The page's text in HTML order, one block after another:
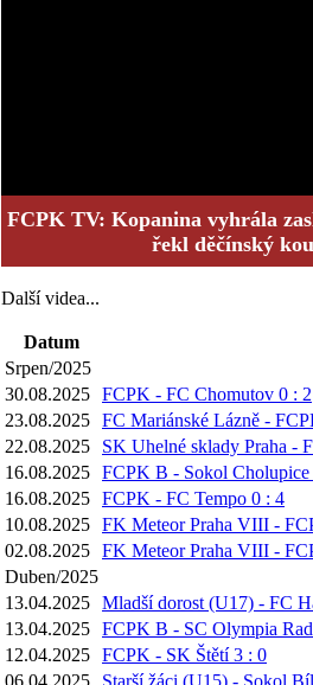
FCPK TV: Kopanina vyhrála
řekl děčínský
Další videa...
Datum
Srpen/2025
30.08.2025 FCPK - FC Chomutov 0 : 2
23.08.2025 FC Mariánské Lázně -
22.08.2025
SK Uhelné sklady Praha -
16.08.2025 FCPK B - Sokol Cholupice
16.08.2025 FCPK - FC Tempo 0 : 4
10.08.2025 FK Meteor Praha VIII -
02.08.2025 FK Meteor Praha VIII -
Duben/2025
13.04.2025 Mladší dorost (U17) - FC
13.04.2025 FCPK B - SC Olympia
12.04.2025 FCPK - SK Štětí 3 : 0
06.04.2025
Starší žáci (U15) - Sokol